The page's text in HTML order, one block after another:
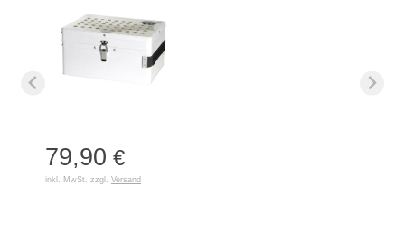
79,90 €
inkl. MwSt. zzgl. Versand